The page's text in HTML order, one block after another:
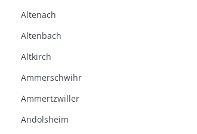
Altenach
Altenbach
Altkirch
Ammerschwihr
Ammertzwiller
Andolsheim